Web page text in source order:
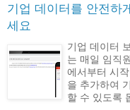
기업 데이터를 안전하
세요
기업 데이터
는 매일 임직
에서부터 시
을 추가하여
할 수 있도록